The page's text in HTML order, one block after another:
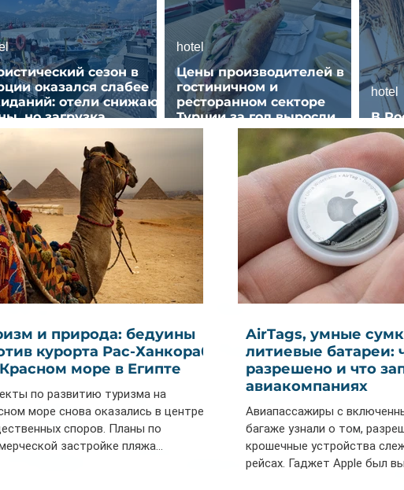
сезон в
оказался слабее
отели снижают
но загрузка
низкой
Цены производителей в
гостиничном и
ресторанном секторе
Турции за год выросли
почти на 32%
hotel
В
hotel
и природа: бедуины
курорта Рас-Ханкораб
море в Египте
по развитию туризма на
море снова оказались в центре
споров. Планы по
застройке пляжа...
AirTags, умные
литиевые батареи:
разрешено и что
авиакомпаниях
Авиапассажиры с
багаже узнали о том,
крошечные устройства
рейсах. Гаджет Apple был